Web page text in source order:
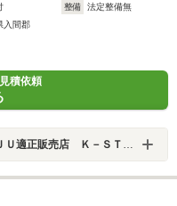
整備
法定整備無
入間郡
積依頼
売店 Ｋ－ＳＴＡＧＥ２７２